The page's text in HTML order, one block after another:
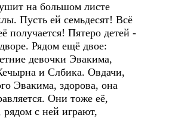
на большом листе
Пусть ей семьдесят! Всё
получается! Пятеро детей -
Рядом ещё двое:
девочки Эвакима,
и Слбика. Овдачи,
Эвакима, здорова, она
Они тоже её,
рядом с ней играют,